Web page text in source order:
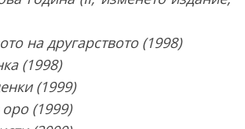
на другарството (1998)
(1998)
(1999)
(1999)